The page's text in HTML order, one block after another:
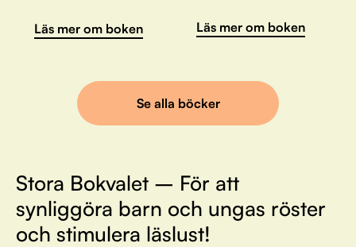
Läs mer om boken Läs mer om boken
Se alla böcker
Stora Bokvalet – För att
synliggöra barn och ungas röster
och stimulera läslust!